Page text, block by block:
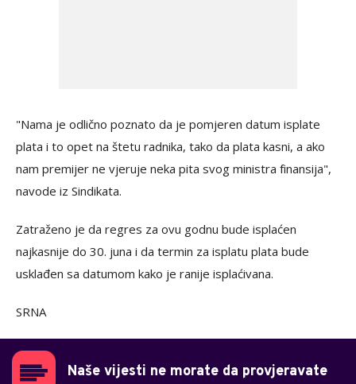
"Nama je odlično poznato da je pomjeren datum isplate
plata i to opet na štetu radnika, tako da plata kasni, a ako
nam premijer ne vjeruje neka pita svog ministra finansija",
navode iz Sindikata.
Zatraženo je da regres za ovu godnu bude isplaćen
najkasnije do 30. juna i da termin za isplatu plata bude
usklađen sa datumom kako je ranije isplaćivana.
SRNA
Naše vijesti ne morate da provjeravate